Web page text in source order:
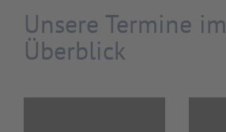
Unsere Termine im
Überblick